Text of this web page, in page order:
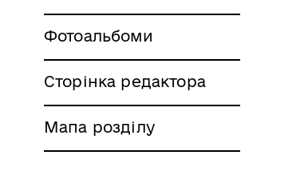
Фотоальбоми
Сторінка редактора
Мапа розділу